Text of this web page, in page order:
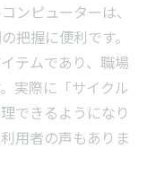
ンピューターは、
把握に便利です。
テムであり、職場
実際に「サイクル
できるようになり
用者の声もありま